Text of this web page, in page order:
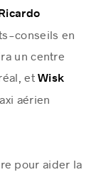
Ricardo
conseils en
un centre
etWisk
aérien
pour aider la